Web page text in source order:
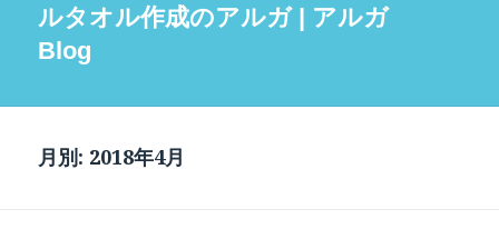
ルタオル作成のアルガ | アルガ
Blog
月別: 2018年4月